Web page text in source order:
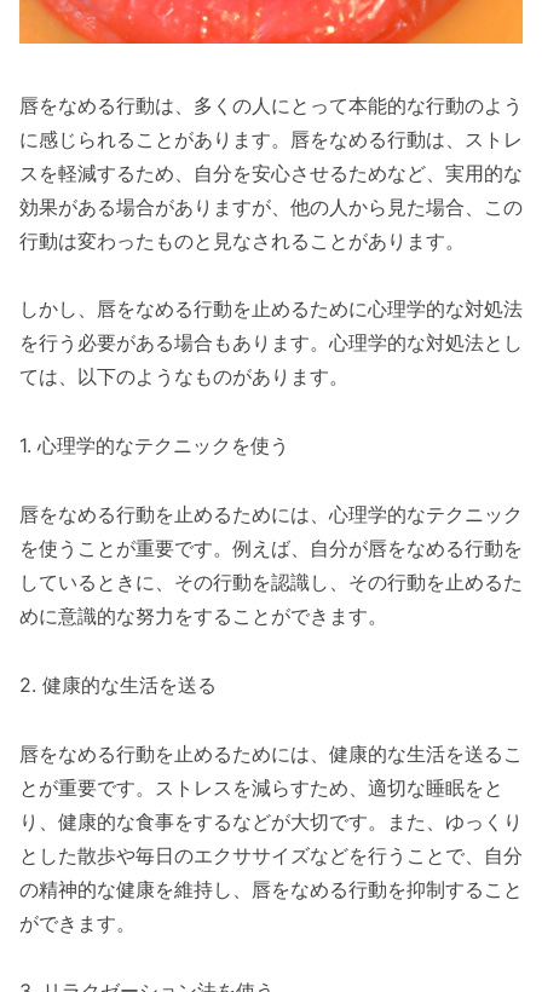
唇をなめる行動は、多くの人にとって本能的な行動のよう
に感じられることがあります。唇をなめる行動は、ストレ
スを軽減するため、自分を安心させるためなど、実用的な
効果がある場合がありますが、他の人から見た場合、この
行動は変わったものと見なされることがあります。
しかし、唇をなめる行動を止めるために心理学的な対処法
を行う必要がある場合もあります。心理学的な対処法とし
ては、以下のようなものがあります。
1. 心理学的なテクニックを使う
唇をなめる行動を止めるためには、心理学的なテクニック
を使うことが重要です。例えば、自分が唇をなめる行動を
しているときに、その行動を認識し、その行動を止めるた
めに意識的な努力をすることができます。
2. 健康的な生活を送る
唇をなめる行動を止めるためには、健康的な生活を送るこ
とが重要です。ストレスを減らすため、適切な睡眠をと
り、健康的な食事をするなどが大切です。また、ゆっくり
とした散歩や毎日のエクササイズなどを行うことで、自分
の精神的な健康を維持し、唇をなめる行動を抑制すること
ができます。